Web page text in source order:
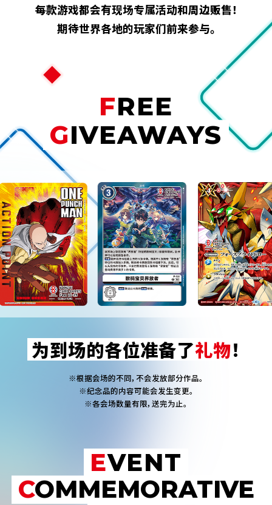
每款游戏都会有现场专属活动和周边贩售！
期待世界各地的玩家们前来参与。
FREE
GIVEAWAYS
为到场的各位准备了礼物！
※根据会场的不同，不会发放部分作品。
※纪念品的内容可能会发生变更。
※各会场数量有限，送完为止。
EVENT
COMMEMORATIVE